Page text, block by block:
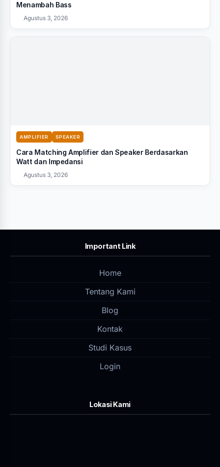
Menambah Bass
Agustus 3, 2026
AMPLIFIER SPEAKER
Cara Matching Amplifier dan Speaker Berdasarkan
Watt dan Impedansi
Agustus 3, 2026
Important Link
Home
Tentang Kami
Blog
Kontak
Studi Kasus
Login
Lokasi Kami